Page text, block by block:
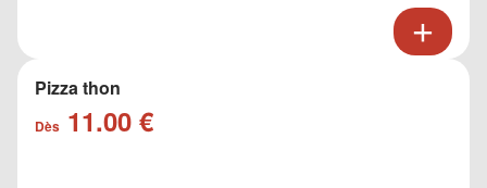
Pizza thon
Dès 11.00 €